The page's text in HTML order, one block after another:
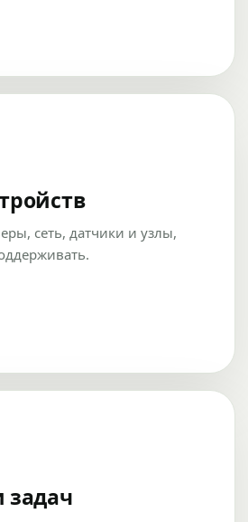
сеть, датчики и узлы,
задач